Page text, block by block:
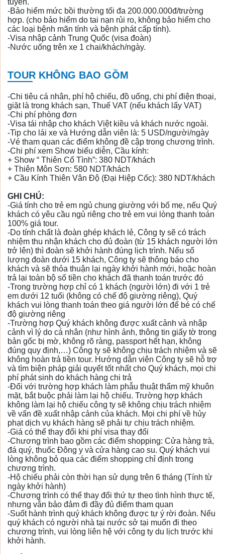
tuyến.
-Bảo hiểm mức bồi thường tối đa 200.000.000đ/trường
hợp. (cho bảo hiểm do tai nạn rủi ro, không bảo hiểm cho
các loại bệnh mãn tính và bệnh phát cấp tính).
-Visa nhập cảnh Trung Quốc (visa đoàn)
-Nước uống trên xe 1 chai/khách/ngày.
TOUR KHÔNG BAO GỒM
-Chi tiêu cá nhân, phí hộ chiếu, đồ uống, chi phí điện thoại,
giặt là trong khách sạn, Thuế VAT (nếu khách lấy VAT)
-Chi phí phòng đơn
-Visa tái nhập cho khách Việt kiều và khách nước ngoài.
-Tip cho lái xe và Hướng dẫn viên là: 5 USD/người/ngày
-Vé tham quan các điểm không đề cập trong chương trình.
-Chi phí xem Show biểu diễn, Cầu kính:
+ Show “ Thiên Cổ Tình”: 380 NDT/khách
+ Thiên Môn Sơn: 580 NDT/khách
+ Cầu Kính Thiên Vân Độ (Đại Hiệp Cốc): 380 NDT/khách
GHI CHÚ:
-Giá tính cho trẻ em ngủ chung giường với bố mẹ, nếu Quý
khách có yêu cầu ngủ riêng cho trẻ em vui lòng thanh toán
100% giá tour.
-Do tính chất là đoàn ghép khách lẻ, Công ty sẽ có trách
nhiệm thu nhận khách cho đủ đoàn (từ 15 khách người lớn
trở lên) thì đoàn sẽ khởi hành đúng lịch trình. Nếu số
lượng đoàn dưới 15 khách, Công ty sẽ thông báo cho
khách và sẽ thỏa thuận lại ngày khởi hành mới, hoặc hoàn
trả lại toàn bộ số tiền cho khách đã thanh toán trước đó
-Trong trường hợp chỉ có 1 khách (người lớn) đi với 1 trẻ
em dưới 12 tuổi (không có chế độ giường riêng), Quý
khách vui lòng thanh toán theo giá người lớn để bé có chế
độ giường riêng
-Trường hợp Quý khách không được xuất cảnh và nhập
cảnh vì lý do cá nhân (như hình ảnh, thông tin giấy tờ trong
bản gốc bị mờ, không rõ ràng, passport hết hạn, không
đúng quy định,…) Công ty sẽ không chịu trách nhiệm và sẽ
không hoàn trả tiền tour. Hướng dẫn viên Công ty sẽ hỗ trợ
và tìm biện pháp giải quyết tốt nhất cho Quý khách, mọi chi
phí phát sinh do khách hàng chi trả
-Đối với trường hợp khách làm phẫu thuật thẩm mỹ khuôn
mặt, bắt buộc phải làm lại hộ chiếu. Trường hợp khách
không làm lại hộ chiếu công ty sẽ không chịu trách nhiệm
về vấn đề xuất nhập cảnh của khách. Mọi chi phí về hủy
phạt dịch vụ khách hàng sẽ phải tự chịu trách nhiệm.
-Giá có thể thay đổi khi phí visa thay đổi
-Chương trình bao gồm các điểm shopping: Cửa hàng trà,
đá quý, thuốc Đông y và cửa hàng cao su. Quý khách vui
lòng không bỏ qua các điểm shopping chỉ định trong
chương trình.
-Hộ chiếu phải còn thời hạn sử dụng trên 6 tháng (Tính từ
ngày khởi hành)
-Chương trình có thể thay đổi thứ tự theo tình hình thực tế,
nhưng vẫn bảo đảm đi đầy đủ điểm tham quan
-Suốt hành trình quý khách không được tự ý rời đoàn. Nếu
quý khách có người nhà tại nước sở tại muốn đi theo
chương trình, vui lòng liên hệ với công ty du lịch trước khi
khởi hành.